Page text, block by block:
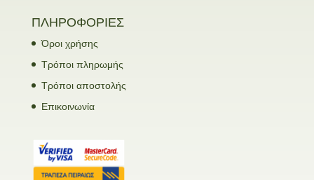
ΠΛΗΡΟΦΟΡΙΕΣ
Όροι χρήσης
Τρόποι πληρωμής
Τρόποι αποστολής
Επικοινωνία